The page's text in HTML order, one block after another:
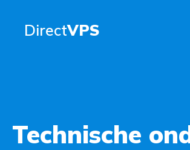
DirectVPS
Technische